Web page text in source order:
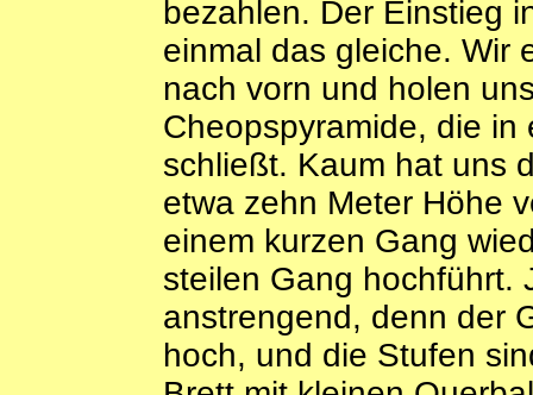
bezahlen. Der Einstieg
einmal das gleiche. Wir
nach vorn und holen
Cheopspyramide, die in
schließt. Kaum hat uns
etwa zehn Meter Höhe
einem kurzen Gang
steilen Gang hochführt.
anstrengend, denn der
hoch, und die Stufen